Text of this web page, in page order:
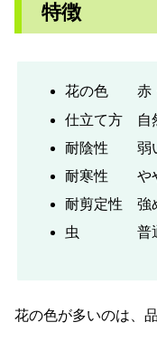
特徴
花の色 赤・
仕立て方 自
耐陰性 弱
耐寒性 や
耐剪定性 強
虫 普通
花の色が多いのは、